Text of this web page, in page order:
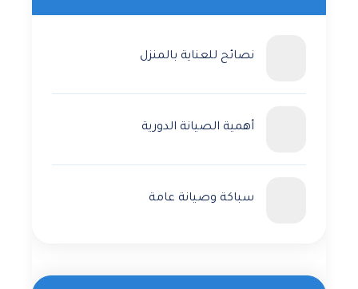
نصائح للعناية بالمنزل
أهمية الصيانة الدورية
سباكة وصيانة عامة